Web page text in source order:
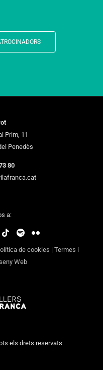
Prim, 11
Penedès
80
a:
de cookies | Termes i
Web
els drets reservats